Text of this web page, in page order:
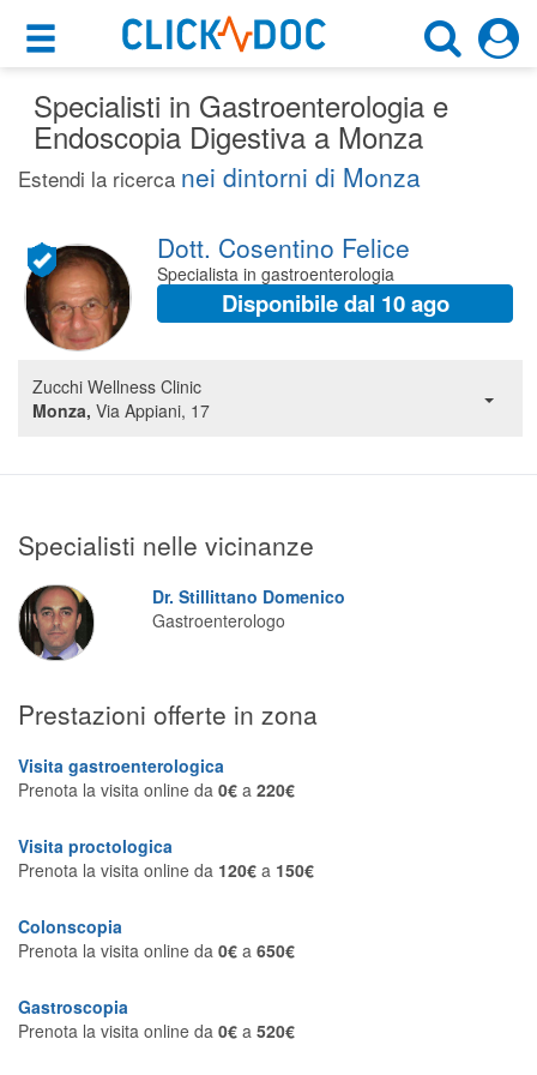
×
Motore di ricerca
×
Cerca uno specialista
Monza (MB)
Cosa possiamo offrirti
Per i pazienti
Prenota una visita
Ricerca specialisti
Consulti online
(su medicitalia.it)
Per gli specialisti
Prenotazioni online
Teleconsulto
Specialisti in Gastroenterologia e
Endoscopia Digestiva a Monza
Estendi la ricerca nei dintorni di Monza
Dott. Cosentino Felice
Specialista in gastroenterologia
Disponibile dal 10 ago
Zucchi Wellness Clinic
Monza, Via Appiani, 17
Specialisti nelle vicinanze
Dr. Stillittano Domenico
Gastroenterologo
Prestazioni offerte in zona
Visita gastroenterologica
Prenota la visita online da 0€ a 220€
Visita proctologica
Prenota la visita online da 120€ a 150€
Colonscopia
Prenota la visita online da 0€ a 650€
Gastroscopia
Prenota la visita online da 0€ a 520€